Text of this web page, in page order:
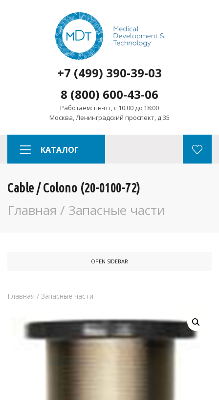
+7 (499) 390-39-03
8 (800) 600-43-06
Работаем: пн-пт, с 10:00 до 18:00
Москва, Ленинградский проспект, д.35
КАТАЛОГ
Cable / Colono (20-0100-72)
Главная / Запасные части
OPEN SIDEBAR
Главная / Запасные части